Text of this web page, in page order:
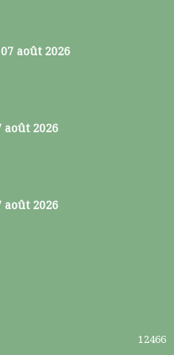
août 2026
août 2026
août 2026
12466